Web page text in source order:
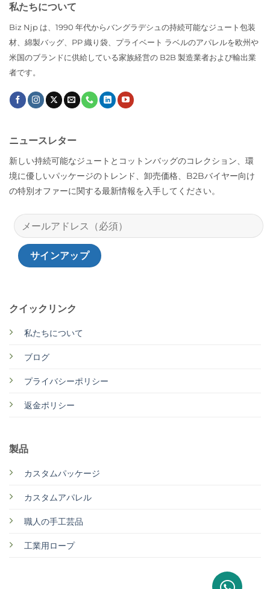
私たちについて
Biz Njp は、1990 年代からバングラデシュの持続可能なジュート包装
材、綿製バッグ、PP 織り袋、プライベート ラベルのアパレルを欧州や
米国のブランドに供給している家族経営の B2B 製造業者および輸出業
者です。
クイックリンク
私たちについて
ブログ
プライバシーポリシー
返金ポリシー
製品
カスタムパッケージ
カスタムアパレル
職人の手工芸品
工業用ロープ
ニュースレター
新しい持続可能なジュートとコットンバッグのコレクション、環
境に優しいパッケージのトレンド、卸売価格、B2Bバイヤー向け
の特別オファーに関する最新情報を入手してください。